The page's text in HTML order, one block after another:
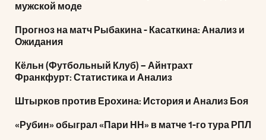
мужской моде
Прогноз на матч Рыбакина - Касаткина: Анализ и
Ожидания
Кёльн (Футбольный Клуб) – Айнтрахт
Франкфурт: Статистика и Анализ
Штырков против Ерохина: История и Анализ Боя
«Рубин» обыграл «Пари НН» в матче 1-го тура РПЛ